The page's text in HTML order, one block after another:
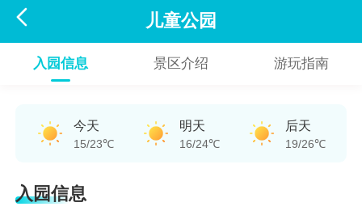
 儿童公园
入园信息 景区介绍 游玩指南
今天
15/23℃
明天
16/24℃
后天
19/26℃
入园信息